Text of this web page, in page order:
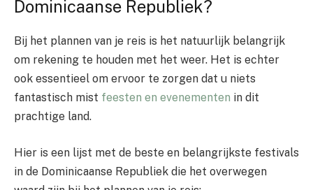
Dominicaanse Republiek?
Bij het plannen van je reis is het natuurlijk belangrijk
om rekening te houden met het weer. Het is echter
ook essentieel om ervoor te zorgen dat u niets
fantastisch mist feesten en evenementen in dit
prachtige land.
Hier is een lijst met de beste en belangrijkste festivals
in de Dominicaanse Republiek die het overwegen